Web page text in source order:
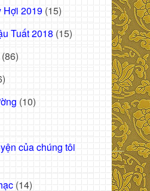
Hợi 2019 (15)
Tuất 2018 (15)
(86)
(10)
của chúng tôi
(14)